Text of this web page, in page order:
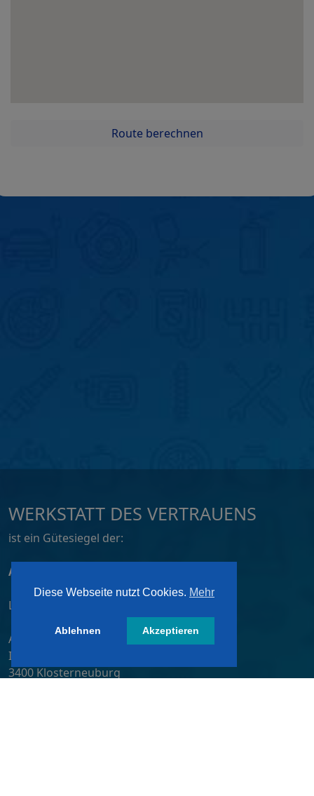
Route berechnen
WERKSTATT DES VERTRAUENS
ist ein Gütesiegel der:
ATZ AG, Dortmund
Lizensiert von:
A&W-Verlag GmbH
Inkustraße 1-7 / Stiege 4 / 2. OG
3400 Klosterneuburg
Diese Webseite nutzt Cookies. Mehr
Ablehnen Akzeptieren